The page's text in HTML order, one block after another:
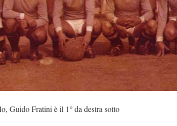
Guido Fratini è il 1° da destra sotto